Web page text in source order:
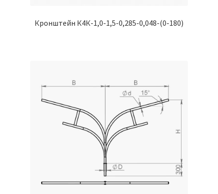
Кронштейн К4К-1,0-1,5-0,285-0,048-(0-180)